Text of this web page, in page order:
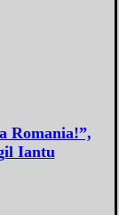
Romania!”,
Iantu